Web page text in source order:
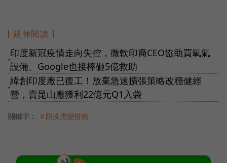
延伸閱讀
●
印度新冠疫情走向失控，微軟印裔CEO協助買氧氣
設備、Google也接棒砸5億救助
●
緯創印度廠已復工！放棄急速擴張策略改穩健經
營，賣昆山廠獲利22億元Q1入袋
關鍵字： ＃防疫應變措施